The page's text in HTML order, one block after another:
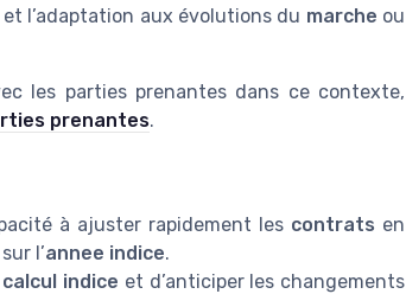
et l’adaptation aux évolutions du marche ou
les parties prenantes dans ce contexte,
prenantes.
à ajuster rapidement les contrats en
sur l’annee indice.
calcul indice et d’anticiper les changements